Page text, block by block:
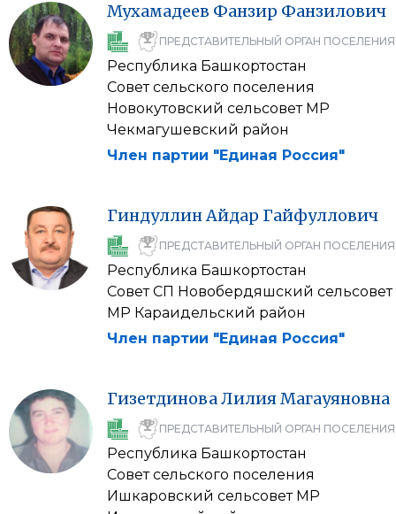
Мухамадеев Фанзир Фанзилович
ПРЕДСТАВИТЕЛЬНЫЙ ОРГАН ПОСЕЛЕНИЯ
Республика Башкортостан
Совет сельского поселения
Новокутовский сельсовет МР
Чекмагушевский район
Член партии "Единая Россия"
ГиндуллинАйдар Гайфуллович
ПРЕДСТАВИТЕЛЬНЫЙ ОРГАН ПОСЕЛЕНИЯ
Республика Башкортостан
Совет СП Новобердяшский сельсовет
МР Караидельский район
Член партии "Единая Россия"
ГизетдиноваЛилияМагауяновна
ПРЕДСТАВИТЕЛЬНЫЙ ОРГАН ПОСЕЛЕНИЯ
Республика Башкортостан
Совет сельского поселения
Ишкаровский сельсовет МР